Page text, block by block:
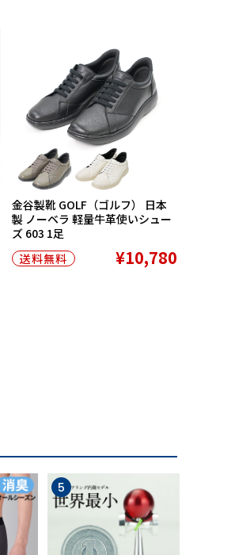
金谷製靴 GOLF（ゴルフ） 日本
製 ノーベラ 軽量牛革使いシュー
ズ 603 1足
送料無料
¥10,780
5